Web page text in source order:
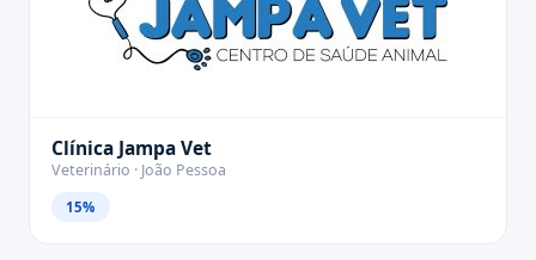
Clínica Jampa Vet
Veterinário · João Pessoa
15%